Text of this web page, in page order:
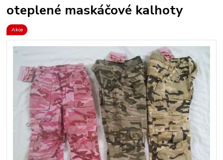
oteplené maskáčové kalhoty
Akce